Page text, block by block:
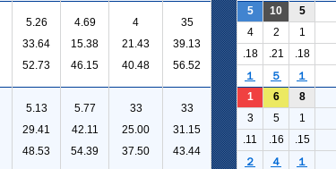
5.26
33.64
52.73
4.69
15.38
46.15
4
21.43
40.48
35
39.13
56.52
5 10 5
4 2 1
.18
.21 .18
１
５ １
5.13
29.41
48.53
5.77
42.11
54.39
33
25.00
37.50
33
31.15
43.44
1 6 8
3 5 1
.11
.16 .15
２
４ １